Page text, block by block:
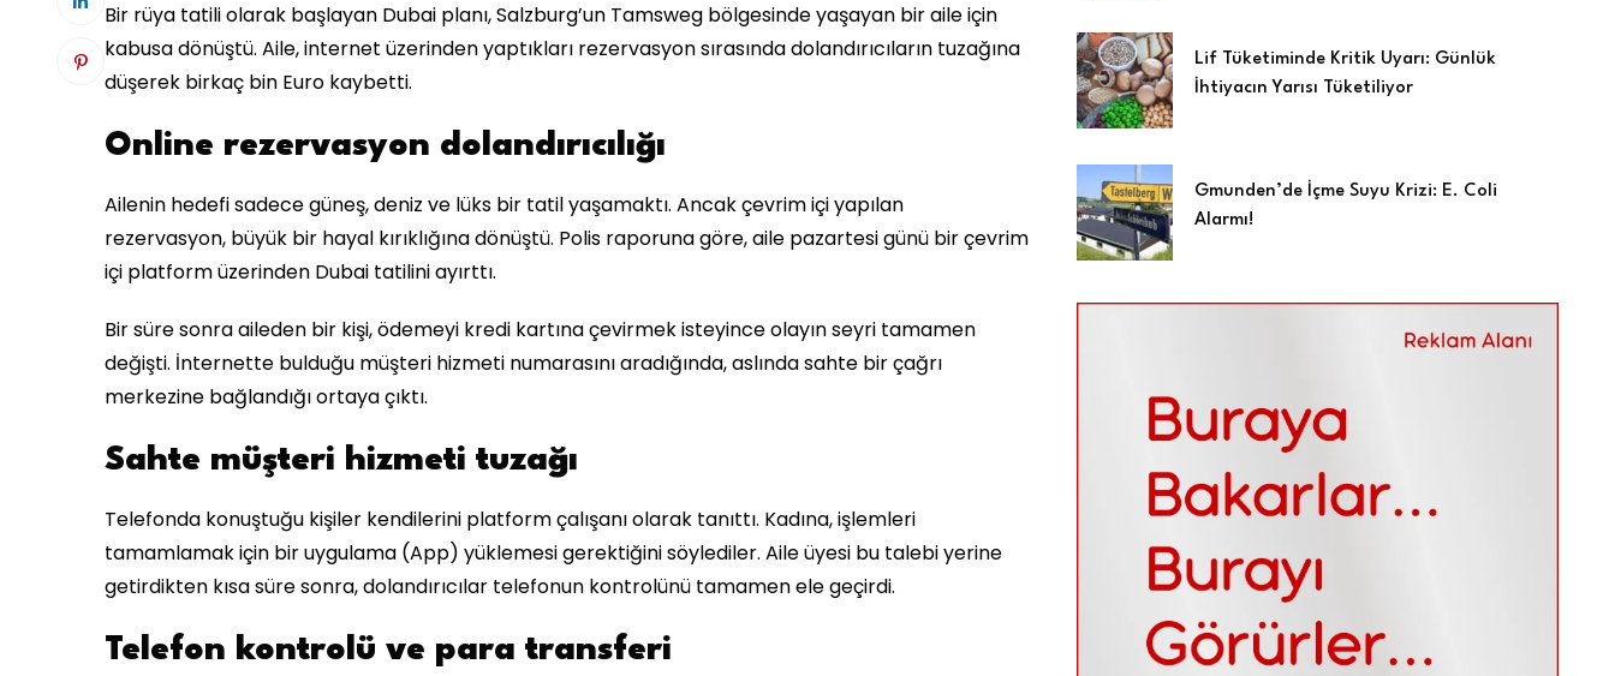
Bir rüya tatili olarak başlayan Dubai planı, Salzburg’un Tamsweg bölgesinde yaşayan bir aile için
kabusa dönüştü. Aile, internet üzerinden yaptıkları rezervasyon sırasında dolandırıcıların tuzağına
düşerek birkaç bin Euro kaybetti.
Online rezervasyon dolandırıcılığı
Ailenin hedefi sadece güneş, deniz ve lüks bir tatil yaşamaktı. Ancak çevrim içi yapılan
rezervasyon, büyük bir hayal kırıklığına dönüştü. Polis raporuna göre, aile pazartesi günü bir çevrim
içi platform üzerinden Dubai tatilini ayırttı.
Bir süre sonra aileden bir kişi, ödemeyi kredi kartına çevirmek isteyince olayın seyri tamamen
değişti. İnternette bulduğu müşteri hizmeti numarasını aradığında, aslında sahte bir çağrı
merkezine bağlandığı ortaya çıktı.
Sahte müşteri hizmeti tuzağı
Telefonda konuştuğu kişiler kendilerini platform çalışanı olarak tanıttı. Kadına, işlemleri
tamamlamak için bir uygulama (App) yüklemesi gerektiğini söylediler. Aile üyesi bu talebi yerine
getirdikten kısa süre sonra, dolandırıcılar telefonun kontrolünü tamamen ele geçirdi.
Telefon kontrolü ve para transferi
Lif Tüketiminde Kritik Uyarı: Günlük
İhtiyacın Yarısı Tüketiliyor
Gmunden’de İçme Suyu Krizi: E. Coli
Alarmı!